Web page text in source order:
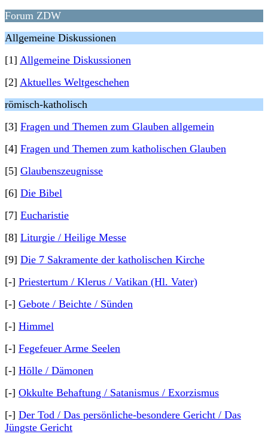
Forum ZDW
Allgemeine Diskussionen
[1] Allgemeine Diskussionen
[2] Aktuelles Weltgeschehen
römisch-katholisch
[3] Fragen und Themen zum Glauben allgemein
[4] Fragen und Themen zum katholischen Glauben
[5] Glaubenszeugnisse
[6] Die Bibel
[7] Eucharistie
[8] Liturgie / Heilige Messe
[9] Die 7 Sakramente der katholischen Kirche
[-] Priestertum / Klerus / Vatikan (Hl. Vater)
[-] Gebote / Beichte / Sünden
[-] Himmel
[-] Fegefeuer Arme Seelen
[-] Hölle / Dämonen
[-] Okkulte Behaftung / Satanismus / Exorzismus
[-] Der Tod / Das persönliche-besondere Gericht / Das
Jüngste Gericht